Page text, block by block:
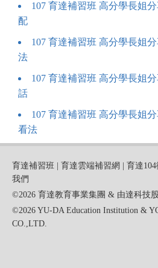
107 育達補習班 高分學長姐
配
107 育達補習班 高分學長姐
法
107 育達補習班 高分學長姐
話
107 育達補習班 高分學長姐
看法
育達補習班 育達雲端補習網 育達
我們
©2026 育達教育事業集團 & 由達科技
©2026 YU-DA Education Institution &
CO.,LTD.